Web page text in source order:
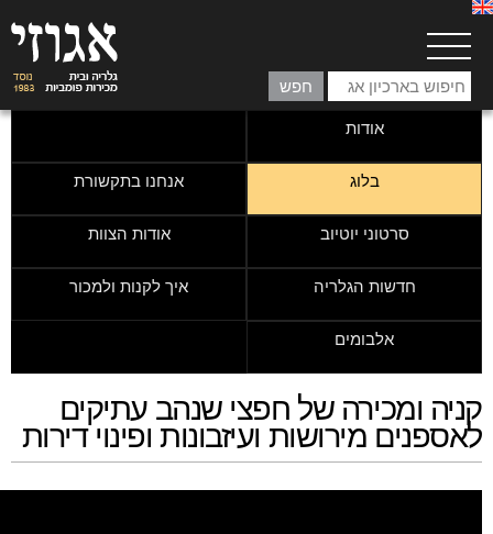
אודות
בלוג אנחנו בתקשורת
סרטוני יוטיוב אודות הצוות
חדשות הגלריה איך לקנות ולמכור
אלבומים
קניה ומכירה של חפצי שנהב עתיקים
לאספנים מירושות ועיזבונות ופינוי דירות